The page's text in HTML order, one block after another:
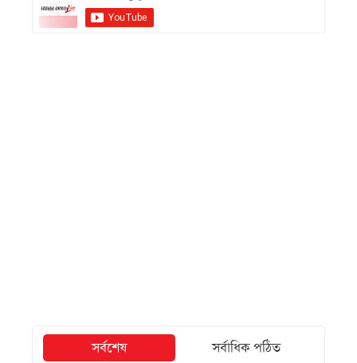
সর্বশেষ
সর্বাধিক পঠিত